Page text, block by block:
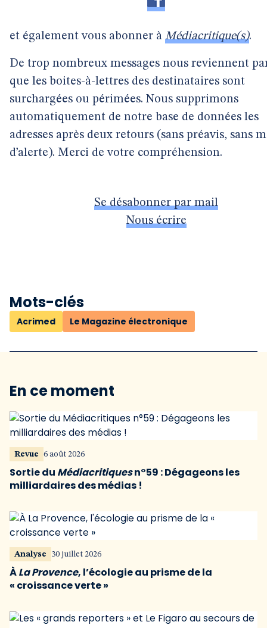
et également vous abonner à Médiacritique(s).
De trop nombreux messages nous reviennent
que les boites-à-lettres des destinataires sont
surchargées ou périmées. Nous supprimons
automatiquement de notre base de données les
adresses après deux retours (sans préavis, sans
d’alerte). Merci de votre compréhension.
Se désabonner par mail
Nous écrire
Mots-clés
Acrimed Le Magazine électronique
En ce moment
Revue 6 août 2026
Sortie du Médiacritiquesn°59 : Dégageons les
milliardaires des médias !
Analyse 30 juillet 2026
ÀLa Provence, l’écologie au prisme de la
« croissance verte »